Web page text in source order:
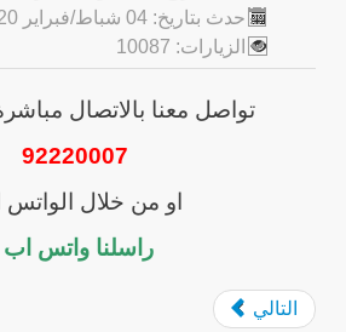
حدث بتاريخ: 04 شباط/فبراير 2020
الزيارات: 10087
تواصل معنا بالاتصال
92220007
او من خلال
راسلنا واتس اب
التالي